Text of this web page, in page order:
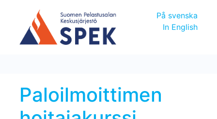
På svenska
In English
Paloilmoittimen